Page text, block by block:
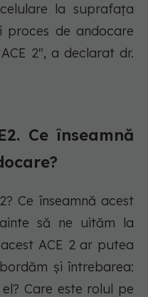
la suprafața
proces de andocare
2", a declarat dr.
Ce înseamnă
Ce înseamnă acest
să ne uităm la
ACE 2 ar putea
și întrebarea:
Care este rolul pe